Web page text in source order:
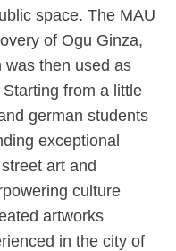
space. The MAU
of Ogu Ginza,
was then used as
from a little
german students
exceptional
art and
culture
artworks
in the city of